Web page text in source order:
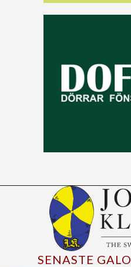
SENASTE